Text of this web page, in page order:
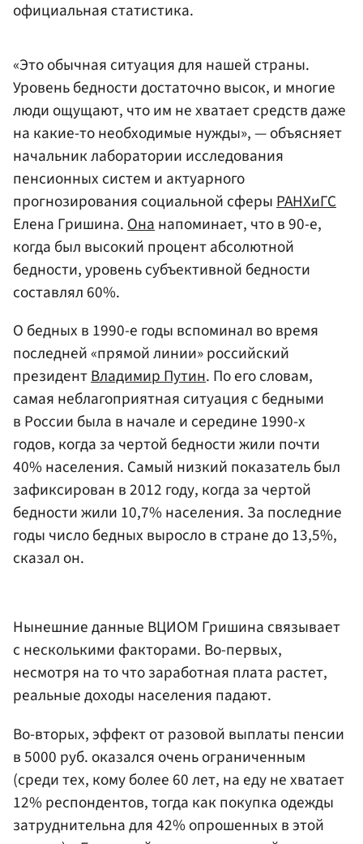
официальная статистика.
«Это обычная ситуация для нашей страны.
Уровень бедности достаточно высок, и многие
люди ощущают, что им не хватает средств даже
на какие-то необходимые нужды», — объясняет
начальник лаборатории исследования
пенсионных систем и актуарного
прогнозирования социальной сферы РАНХиГС
Елена Гришина. Она напоминает, что в 90-е,
когда был высокий процент абсолютной
бедности, уровень субъективной бедности
составлял 60%.
О бедных в 1990-е годы вспоминал во время
последней «прямой линии» российский
президентВладимир Путин. По его словам,
самая неблагоприятная ситуация с бедными
в России была в начале и середине 1990-х
годов, когда за чертой бедности жили почти
40% населения. Самый низкий показатель был
зафиксирован в 2012 году, когда за чертой
бедности жили 10,7% населения. За последние
годы число бедных выросло в стране до 13,5%,
сказал он.
Нынешние данные ВЦИОМ Гришина связывает
с несколькими факторами. Во-первых,
несмотря на то что заработная плата растет,
реальные доходы населения падают.
Во-вторых, эффект от разовой выплаты пенсии
в 5000 руб. оказался очень ограниченным
(среди тех, кому более 60 лет, на еду не хватает
12% респондентов, тогда как покупка одежды
затруднительна для 42% опрошенных в этой